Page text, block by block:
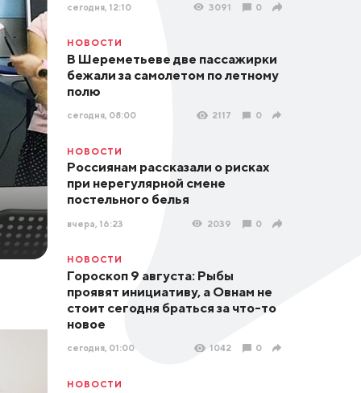
сегодня, 12:10 3091 0
НОВОСТИ
В Шереметьеве две пассажирки
бежали за самолетом по летному
полю
сегодня, 08:00 2117 0
НОВОСТИ
Россиянам рассказали о рисках
при нерегулярной смене
постельного белья
вчера, 16:23 2039 0
НОВОСТИ
Гороскоп 9 августа: Рыбы
проявят инициативу, а Овнам не
стоит сегодня браться за что-то
новое
сегодня, 01:00 1042 0
НОВОСТИ